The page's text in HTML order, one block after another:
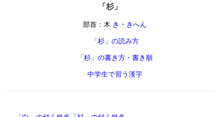
「杉」
部首：木 き・きへん
「杉」の読み方
「杉」の書き方・書き順
中学生で習う漢字